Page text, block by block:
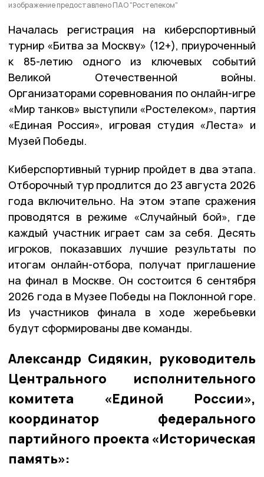
изображение предоставлено ПАО "Ростелеком"
Началась регистрация на киберспортивный
турнир «Битва за Москву» (12+), приуроченный
к 85-летию одного из ключевых событий
Великой Отечественной войны.
Организаторами соревнования по онлайн-игре
«Мир танков» выступили «Ростелеком», партия
«Единая Россия», игровая студия «Леста» и
Музей Победы.
Киберспортивный турнир пройдет в два этапа.
Отборочный тур продлится до 23 августа 2026
года включительно. На этом этапе сражения
проводятся в режиме «Случайный бой», где
каждый участник играет сам за себя. Десять
игроков, показавших лучшие результаты по
итогам онлайн-отбора, получат приглашение
на финал в Москве. Он состоится 6 сентября
2026 года в Музее Победы на Поклонной горе.
Из участников финала в ходе жеребьевки
будут сформированы две команды.
Александр Сидякин, руководитель
Центрального исполнительного
комитета «Единой России»,
координатор федерального
партийного проекта «Историческая
память»: